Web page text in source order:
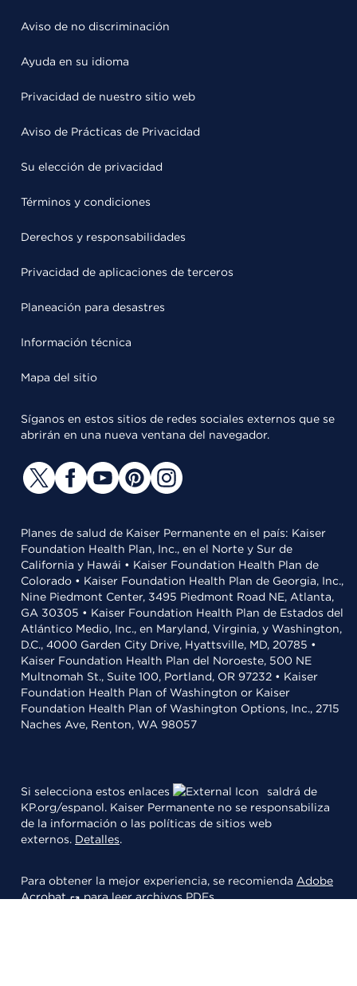
Aviso de no discriminación
Ayuda en su idioma
Privacidad de nuestro sitio web
Aviso de Prácticas de Privacidad
Su elección de privacidad
Términos y condiciones
Derechos y responsabilidades
Privacidad de aplicaciones de terceros
Planeación para desastres
Información técnica
Mapa del sitio
Síganos en estos sitios de redes sociales externos que se
abrirán en una nueva ventana del navegador.
Planes de salud de Kaiser Permanente en el país: Kaiser
Foundation Health Plan, Inc., en el Norte y Sur de
California y Hawái • Kaiser Foundation Health Plan de
Colorado • Kaiser Foundation Health Plan de Georgia, Inc.,
Nine Piedmont Center, 3495 Piedmont Road NE, Atlanta,
GA 30305 • Kaiser Foundation Health Plan de Estados del
Atlántico Medio, Inc., en Maryland, Virginia, y Washington,
D.C., 4000 Garden City Drive, Hyattsville, MD, 20785 •
Kaiser Foundation Health Plan del Noroeste, 500 NE
Multnomah St., Suite 100, Portland, OR 97232 • Kaiser
Foundation Health Plan of Washington or Kaiser
Foundation Health Plan of Washington Options, Inc., 2715
Naches Ave, Renton, WA 98057
Si selecciona estos enlaces
saldrá de
KP.org/espanol. Kaiser Permanente no se responsabiliza
de la información o las políticas de sitios web
externos. Detalles.
Para obtener la mejor experiencia, se recomienda Adobe
Acrobat
para leer archivos PDFs.